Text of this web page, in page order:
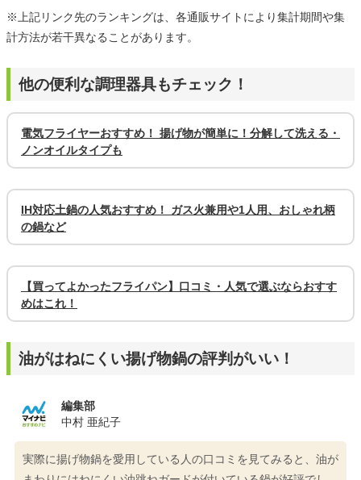
※上記リンク先のランキングは、各通販サイトにより集計期間や集
計方法が若干異なることがあります。
他の便利な調理器具もチェック！
電気フライヤーおすすめ！ 揚げ物が簡単に！分解して洗える・
ノンオイルタイプも
IH対応土鍋の人気おすすめ！ ガス火兼用や1人用、おしゃれ柄
の鍋など
【買ってよかったフライパン】口コミ・人気で選ぶならおすす
めはこれ！
油がはねにくい揚げ物鍋の評判がいい！
編集部
中村 亜紀子
実際に揚げ物鍋を愛用している人の口コミを見てみると、油が